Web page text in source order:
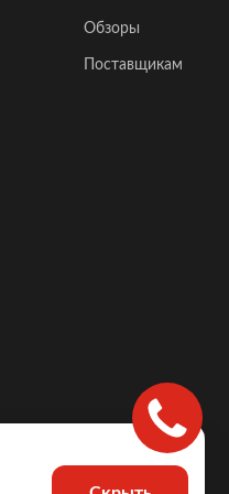
Обзоры
Поставщикам